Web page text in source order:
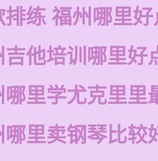
排练 福州哪里
吉他培训哪里好
哪里学尤克里里
哪里卖钢琴比较